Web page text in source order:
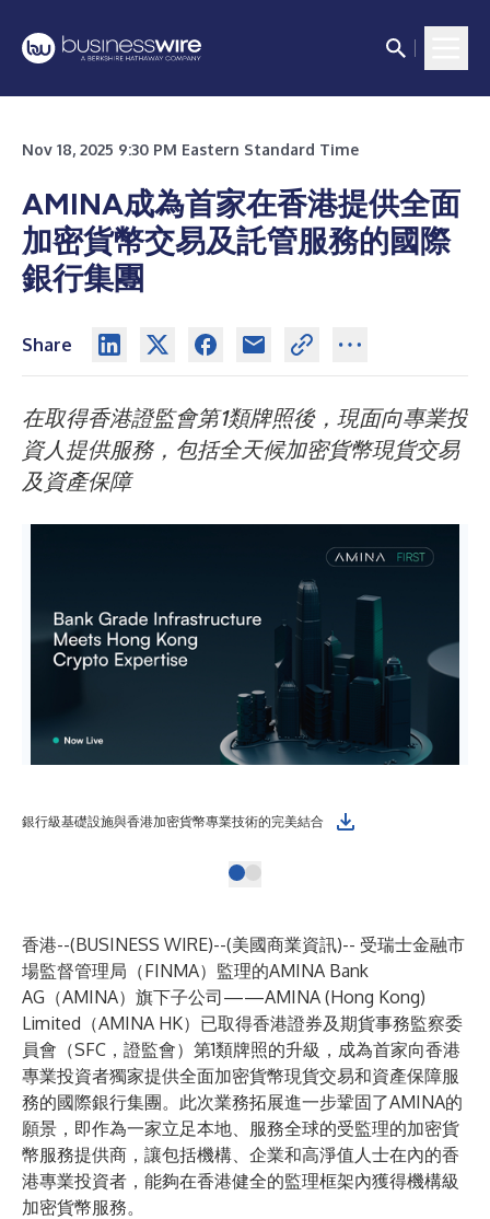
Nov 18, 2025 9:30 PM Eastern Standard Time
AMINA成為首家在香港提供全面
加密貨幣交易及託管服務的國際
銀行集團
Share
在取得香港證監會第1類牌照後，現面向專業投
資人提供服務，包括全天候加密貨幣現貨交易
及資產保障
銀行級基礎設施與香港加密貨幣專業技術的完美結合
香港--(BUSINESS WIRE)--(美國商業資訊)-- 受瑞士金融市
場監督管理局（FINMA）監理的AMINA Bank
AG（AMINA）旗下子公司——AMINA (Hong Kong)
Limited（AMINA HK）已取得香港證券及期貨事務監察委
員會（SFC，證監會）第1類牌照的升級，成為首家向香港
專業投資者獨家提供全面加密貨幣現貨交易和資產保障服
務的國際銀行集團。此次業務拓展進一步鞏固了AMINA的
願景，即作為一家立足本地、服務全球的受監理的加密貨
幣服務提供商，讓包括機構、企業和高淨值人士在內的香
港專業投資者，能夠在香港健全的監理框架內獲得機構級
加密貨幣服務。